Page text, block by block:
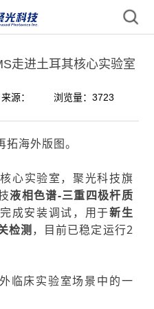
走进土耳其核心实验室
来源： 浏览量：3723
海外版图。
心实验室，聚光科技旗
液相色谱-三重四极杆质
完成安装调试，用于新生
检测 ，目前已稳定运行2
临床实验室场景中的一